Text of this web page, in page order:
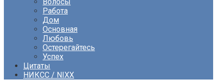
Работа
Дом
Основная
Любовь
Остерегайтесь
Успех
Цитаты
НИКСС / NIXX